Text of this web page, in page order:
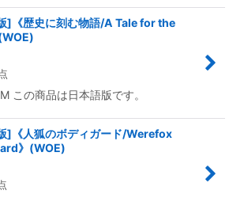
]《歴史に刻む物語/A Tale for the
この商品は日本語版です。
]《人狐のボディガード/Werefox
》(WOE)